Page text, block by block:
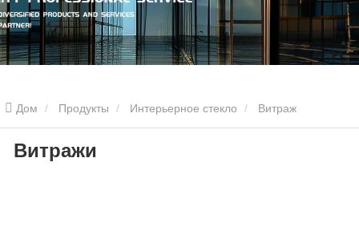
Дом Продукты Интерьерное стекло Витраж
Витражи